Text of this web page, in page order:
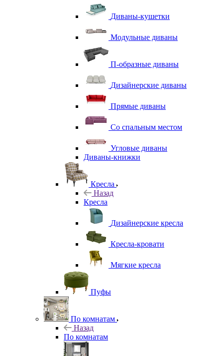
Диваны-кушетки
Модульные диваны
П-образные диваны
Дизайнерские диваны
Прямые диваны
Со спальным местом
Угловые диваны
Диваны-книжки
Кресла
Назад
Кресла
Дизайнерские кресла
Кресла-кровати
Мягкие кресла
Пуфы
По комнатам
Назад
По комнатам